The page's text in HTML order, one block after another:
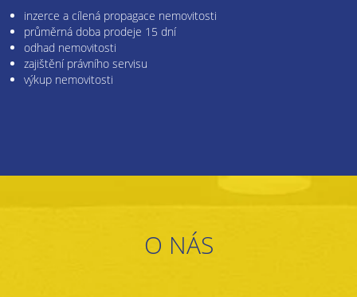
inzerce a cílená propagace nemovitosti
průměrná doba prodeje 15 dní
odhad nemovitosti
zajištění právního servisu
výkup nemovitosti
O NÁS